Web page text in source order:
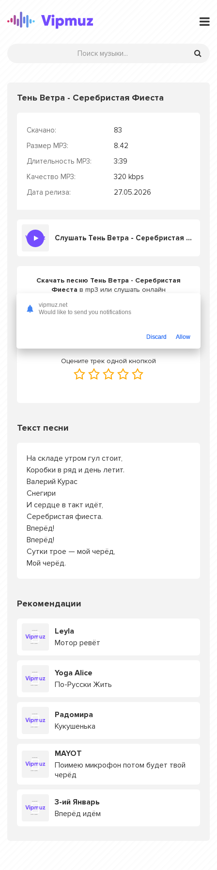
Тень Ветра - Серебристая Фиеста
Скачано:
83
Размер MP3:
8.42
Длительность MP3:
3:39
Качество MP3:
320 kbps
Дата релиза:
27.05.2026
Слушать Тень Ветра - Серебристая Фиеста
Скачать песню Тень Ветра - Серебристая
Фиеста в mp3 или слушать онлайн
Оцените трек одной кнопкой
Текст песни
На складе утром гул стоит,
Коробки в ряд и день летит.
Валерий Курас
Снегири
И сердце в такт идёт,
Серебристая фиеста.
Вперёд!
Вперёд!
Сутки трое — мой черёд,
Мой черёд.
Рекомендации
Leyla
Мотор ревёт
Yoga Alice
По-Русски Жить
Радомира
Кукушенька
MAYOT
Поимею микрофон потом будет твой
черёд
3-ий Январь
Вперёд идём
vipmuz.net
Would like to send you notifications
Discard Allow